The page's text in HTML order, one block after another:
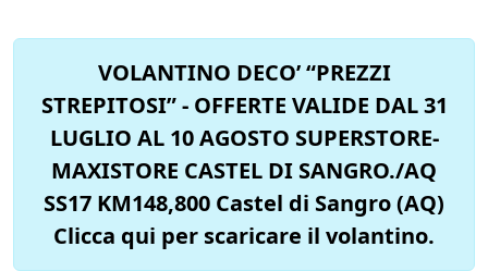
VOLANTINO DECO’ “PREZZI
STREPITOSI” - OFFERTE VALIDE DAL 31
LUGLIO AL 10 AGOSTO SUPERSTORE-
MAXISTORE CASTEL DI SANGRO./AQ
SS17 KM148,800 Castel di Sangro (AQ)
Clicca qui per scaricare il volantino.